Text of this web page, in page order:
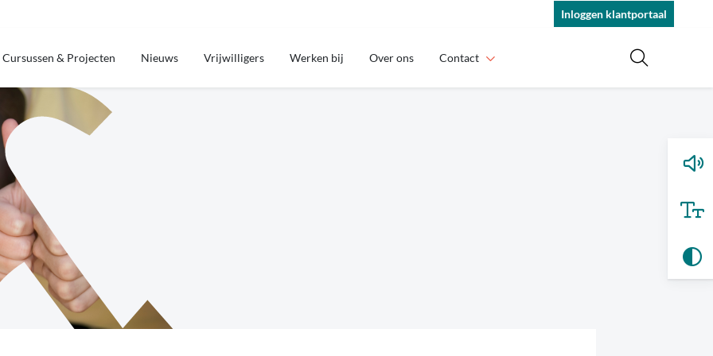
Inloggen klantportaal
Cursussen & Projecten Nieuws Vrijwilligers Werken bij Over ons Contact